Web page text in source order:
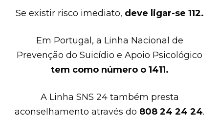
Se existir risco imediato, deve ligar-se 112.
Em Portugal, a Linha Nacional de
Prevenção do Suicídio e Apoio Psicológico
tem como número o 1411.
A Linha SNS 24 também presta
aconselhamento através do 808 24 24 24.